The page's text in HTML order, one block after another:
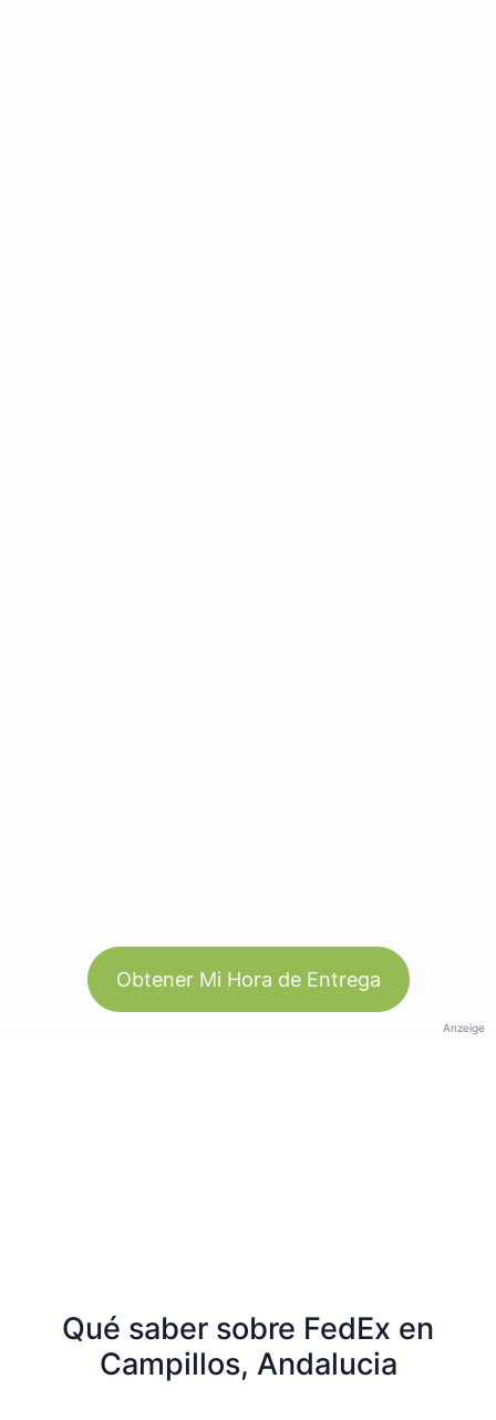
Obtener Mi Hora de Entrega
Anzeige
Qué saber sobre FedEx en
Campillos, Andalucia